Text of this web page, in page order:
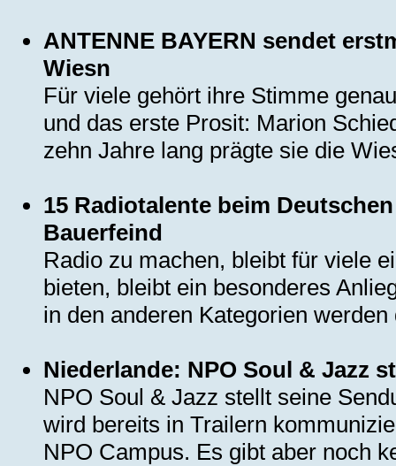
ANTENNE BAYERN sendet
Wiesn
Für viele gehört ihre Stimme
und das erste Prosit: Marion
zehn Jahre lang prägte sie die
15 Radiotalente beim
Bauerfeind
Radio zu machen, bleibt für viele
bieten, bleibt ein besonderes
in den anderen Kategorien werden
Niederlande: NPO Soul & Jazz
NPO Soul & Jazz stellt seine
wird bereits in Trailern
NPO Campus. Es gibt aber noch